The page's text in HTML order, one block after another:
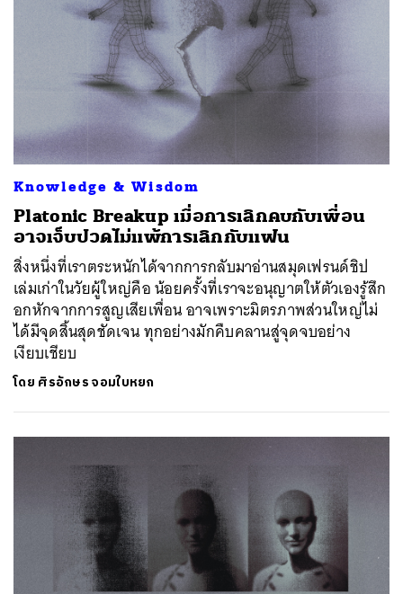
Knowledge & Wisdom
Platonic Breakup เมื่อการเลิกคบกับเพื่อน
อาจเจ็บปวดไม่แพ้การเลิกกับแฟน
สิ่งหนึ่งที่เราตระหนักได้จากการกลับมาอ่านสมุดเฟรนด์ชิป
เล่มเก่าในวัยผู้ใหญ่คือ น้อยครั้งที่เราจะอนุญาตให้ตัวเองรู้สึก
อกหักจากการสูญเสียเพื่อน อาจเพราะมิตรภาพส่วนใหญ่ไม่
ได้มีจุดสิ้นสุดชัดเจน ทุกอย่างมักคืบคลานสู่จุดจบอย่าง
เงียบเชียบ
โดย ศิรอักษร จอมใบหยก